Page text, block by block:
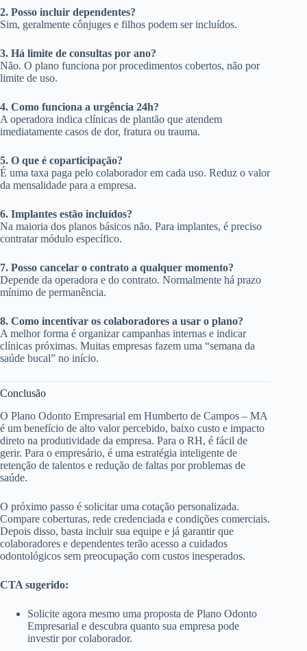
2. Posso incluir dependentes?
Sim, geralmente cônjuges e filhos podem ser incluídos.
3. Há limite de consultas por ano?
Não. O plano funciona por procedimentos cobertos, não por
limite de uso.
4. Como funciona a urgência 24h?
A operadora indica clínicas de plantão que atendem
imediatamente casos de dor, fratura ou trauma.
5. O que é coparticipação?
É uma taxa paga pelo colaborador em cada uso. Reduz o valor
da mensalidade para a empresa.
6. Implantes estão incluídos?
Na maioria dos planos básicos não. Para implantes, é preciso
contratar módulo específico.
7. Posso cancelar o contrato a qualquer momento?
Depende da operadora e do contrato. Normalmente há prazo
mínimo de permanência.
8. Como incentivar os colaboradores a usar o plano?
A melhor forma é organizar campanhas internas e indicar
clínicas próximas. Muitas empresas fazem uma “semana da
saúde bucal” no início.
Conclusão
O Plano Odonto Empresarial em Humberto de Campos – MA
é um benefício de alto valor percebido, baixo custo e impacto
direto na produtividade da empresa. Para o RH, é fácil de
gerir. Para o empresário, é uma estratégia inteligente de
retenção de talentos e redução de faltas por problemas de
saúde.
O próximo passo é solicitar uma cotação personalizada.
Compare coberturas, rede credenciada e condições comerciais.
Depois disso, basta incluir sua equipe e já garantir que
colaboradores e dependentes terão acesso a cuidados
odontológicos sem preocupação com custos inesperados.
CTA sugerido:
Solicite agora mesmo uma proposta de Plano Odonto
Empresarial e descubra quanto sua empresa pode
investir por colaborador.